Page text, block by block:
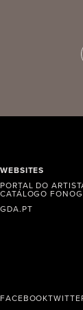
WEBSITES
PORTAL DO
CATÁLOGO
GDA.PT
FACEBOOK